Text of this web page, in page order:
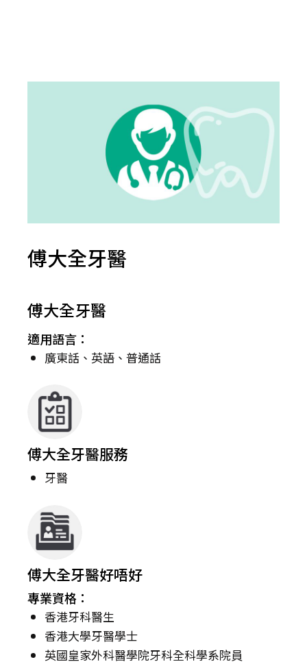
傅大全牙醫
傅大全牙醫
適用語言：
廣東話、英語、普通話
傅大全牙醫服務
牙醫
傅大全牙醫好唔好
專業資格：
香港牙科醫生
香港大學牙醫學士
英國皇家外科醫學院牙科全科學系院員